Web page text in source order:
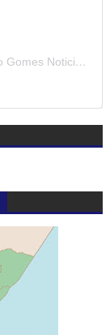
Uma publicação partilhada por Blog Adalberto Gomes Noticias (@blogadalbertogomesnoticiass)